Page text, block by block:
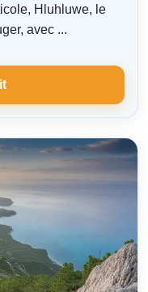
Hluhluwe, le
avec ...